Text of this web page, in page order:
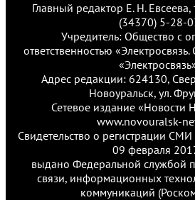
Главный редактор Е. Н.
(34370) 5-28-
Учредитель: Общество с
ответственностью
Адрес редакции: 624130,
Новоуральск, ул.
Сетевое издание «Новости
www.novouralsk-
Свидетельство о регистрации
09 февраля
выдано Федеральной службой
связи, информационных
коммуникаций